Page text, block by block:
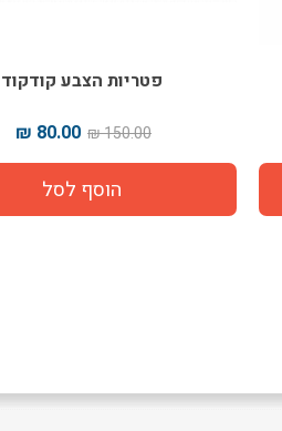
פטריות הצבע קודקוד
80.00 ₪